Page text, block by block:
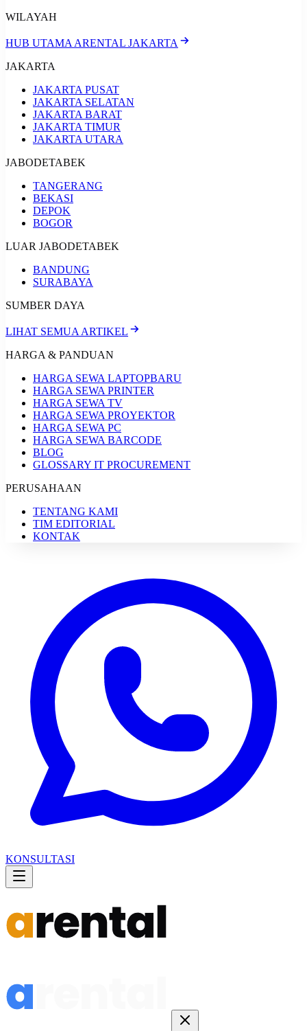
WILAYAH
HUB UTAMA ARENTAL JAKARTA
JAKARTA
JAKARTA PUSAT
JAKARTA SELATAN
JAKARTA BARAT
JAKARTA TIMUR
JAKARTA UTARA
JABODETABEK
TANGERANG
BEKASI
DEPOK
BOGOR
LUAR JABODETABEK
BANDUNG
SURABAYA
SUMBER DAYA
LIHAT SEMUA ARTIKEL
HARGA & PANDUAN
HARGA SEWA LAPTOPBARU
HARGA SEWA PRINTER
HARGA SEWA TV
HARGA SEWA PROYEKTOR
HARGA SEWA PC
HARGA SEWA BARCODE
BLOG
GLOSSARY IT PROCUREMENT
PERUSAHAAN
TENTANG KAMI
TIM EDITORIAL
KONTAK
KONSULTASI